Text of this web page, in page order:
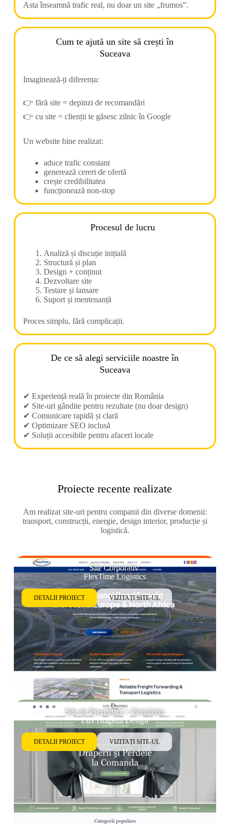
Asta înseamnă trafic real, nu doar un site „frumos”.
Cum te ajută un site să crești în
Suceava
Imaginează-ți diferența:
👉 fără site = depinzi de recomandări
👉 cu site = clienții te găsesc zilnic în Google
Un website bine realizat:
aduce trafic constant
generează cereri de ofertă
crește credibilitatea
funcționează non-stop
Procesul de lucru
Analiză și discuție inițială
Structură și plan
Design + conținut
Dezvoltare site
Testare și lansare
Suport și mentenanță
Proces simplu, fără complicații.
De ce să alegi serviciile noastre în
Suceava
✔ Experiență reală în proiecte din România
✔ Site-uri gândite pentru rezultate (nu doar design)
✔ Comunicare rapidă și clară
✔ Optimizare SEO inclusă
✔ Soluții accesibile pentru afaceri locale
Proiecte recente realizate
Am realizat site-uri pentru companii din diverse domenii:
transport, construcții, energie, design interior, producție și
logistică.
Site Corporativ
FlexTime Logistics
DETALII PROIECT VIZITAȚI SITE-UL
Site de Prezentare + Portofoliu
Lux Draperii Design
DETALII PROIECT VIZITAȚI SITE-UL